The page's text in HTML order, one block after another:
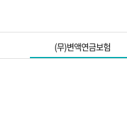
(무)변액연금보험